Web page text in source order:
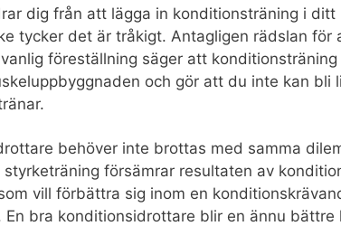
dig från att lägga in konditionsträning i
tycker det är tråkigt. Antagligen rädslan för
föreställning säger att
och gör att du inte kan bli
behöver inte brottas med samma
försämrar resultaten av
vill förbättra sig inom en
En bra konditionsidrottare blir en ännu